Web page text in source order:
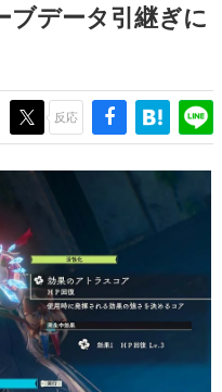
市場を担う若きクリエイター達
情熱を探っていきます。
た作家さんに取材し、ゲームが
ルチャーに与えた影響を探る企
業史
おける主要なトピック・タイト
へのインタビューや識者による
が一望できる決定版！
クリエイターの青春〜
等で知られるマンガ家・田中圭
ポートマンガです。
？
ゲームの魅力を画面や操作の
ブデータ引継ぎに
反応